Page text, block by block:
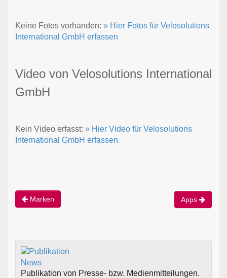
Keine Fotos vorhanden: » Hier Fotos für Velosolutions
International GmbH erfassen
Video von Velosolutions International
GmbH
Kein Video erfasst: » Hier Video für Velosolutions
International GmbH erfassen
Marken Apps
Publikation von Presse- bzw. Medienmitteilungen.